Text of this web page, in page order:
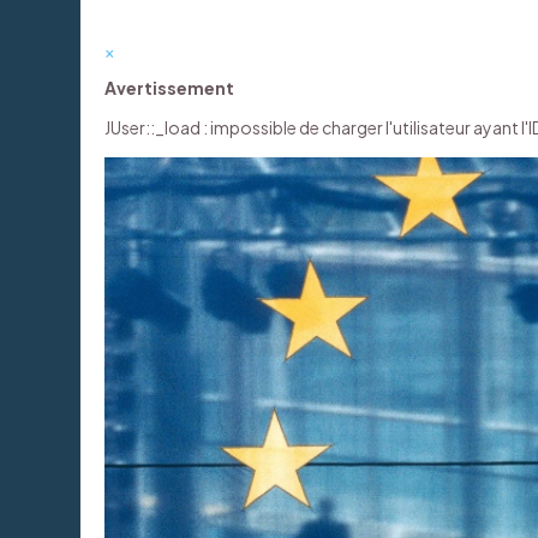
×
Avertissement
JUser::_load : impossible de charger l'utilisateur ayant